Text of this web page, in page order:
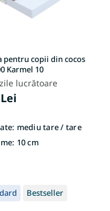
pentru copii din cocos
Karmel 10
lucrătoare
mediu tare / tare
10 cm
Bestseller